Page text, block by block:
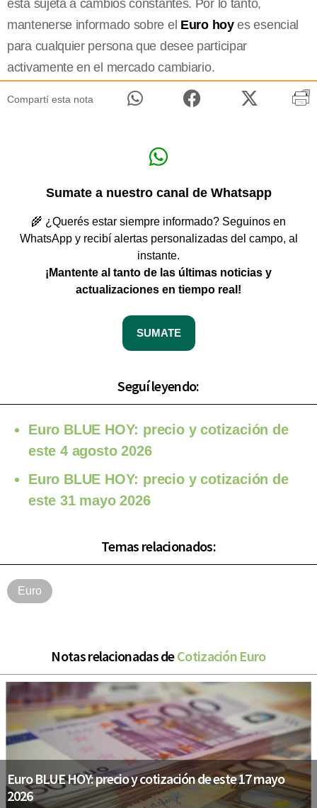
está sujeta a cambios constantes. Por lo tanto,
mantenerse informado sobre el Euro hoyes esencial
para cualquier persona que desee participar
activamente en el mercado cambiario.
Compartí esta nota
Sumate a nuestro canal de Whatsapp
🌾 ¿Querés estar siempre informado? Seguinos en
WhatsApp y recibí alertas personalizadas del campo, al
instante.
¡Mantente al tanto de las últimas noticias y
actualizaciones en tiempo real!
SUMATE
Seguí leyendo:
Euro BLUE HOY: precio y cotización de
este 4 agosto 2026
Euro BLUE HOY: precio y cotización de
este 31 mayo 2026
Temas relacionados:
Euro
Notas relacionadas deCotización Euro
Euro BLUE HOY: precio y cotización de este 17 mayo
2026